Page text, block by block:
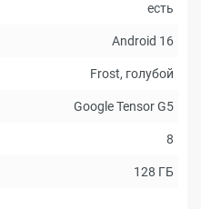
есть
Android 16
Frost, голубой
Google Tensor G5
8
128 ГБ